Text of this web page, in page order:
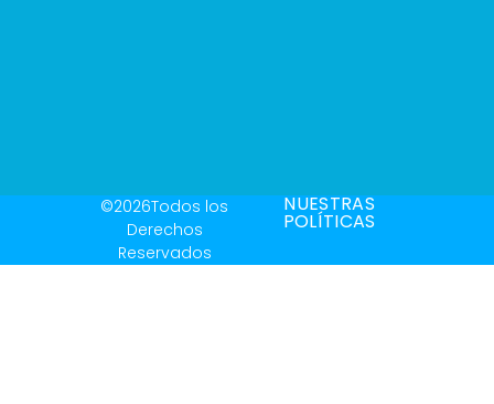
©2026Todos los
Derechos
Reservados
NUESTRAS
POLÍTICAS